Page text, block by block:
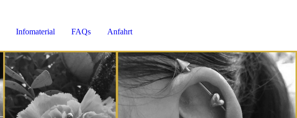
Infomaterial FAQs Anfahrt